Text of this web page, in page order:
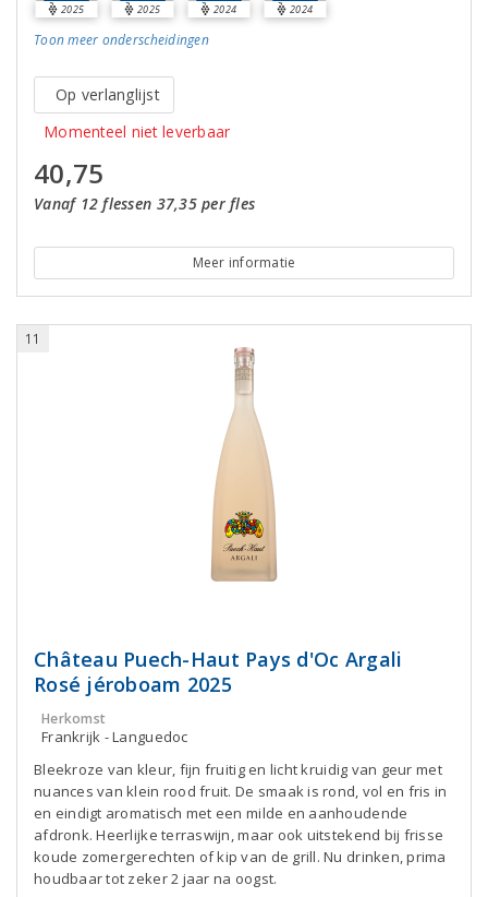
2025 2025 2024 2024
Toon meer onderscheidingen
Op verlanglijst
Momenteel niet leverbaar
40,75
Vanaf 12 flessen 37,35 per fles
Meer informatie
11
Château Puech-Haut Pays d'Oc Argali
Rosé jéroboam 2025
Herkomst
Frankrijk - Languedoc
Bleekroze van kleur, fijn fruitig en licht kruidig van geur met
nuances van klein rood fruit. De smaak is rond, vol en fris in
en eindigt aromatisch met een milde en aanhoudende
afdronk. Heerlijke terraswijn, maar ook uitstekend bij frisse
koude zomergerechten of kip van de grill. Nu drinken, prima
houdbaar tot zeker 2 jaar na oogst.